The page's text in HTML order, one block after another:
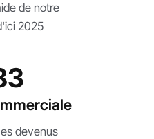
de notre
2025
devenus